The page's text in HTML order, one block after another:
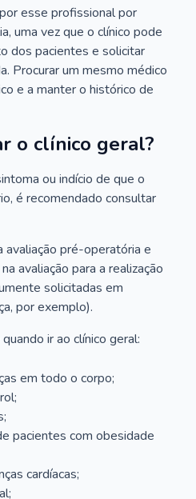
esse profissional por
uma vez que o clínico pode
dos pacientes e solicitar
Procurar um mesmo médico
e a manter o histórico de
o clínico geral?
ou indício de que o
é recomendado consultar
avaliação pré-operatória e
avaliação para a realização
solicitadas em
por exemplo).
ir ao clínico geral:
em todo o corpo;
pacientes com obesidade
cardíacas;